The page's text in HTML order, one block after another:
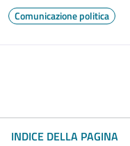
Comunicazione politica
INDICE DELLA PAGINA